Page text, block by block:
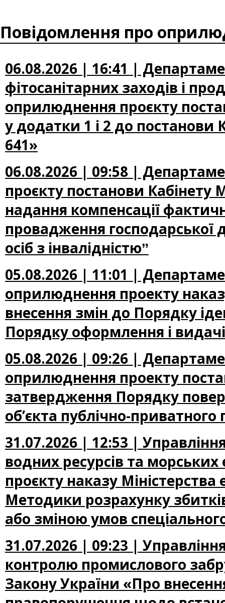
Повідомлення про
06.08.2026 | 16:41 |
фітосанітарних заходів і
оприлюднення проєкту
у додатки 1 і 2 до постанови
641»
06.08.2026 | 09:58 |
проєкту постанови Кабінету
надання компенсації
провадження господарської
осіб з інвалідністюˮ
05.08.2026 | 11:01 |
оприлюднення проекту
внесення змін до Порядку
Порядку оформлення і
05.08.2026 | 09:26 |
оприлюднення проекту
затвердження Порядку
об’єкта публічно-приватного
31.07.2026 | 12:53 |
водних ресурсів та
проєкту наказу
Методики розрахунку
або зміною умов
31.07.2026 | 09:23 |
контролю промислового
Закону України «Про